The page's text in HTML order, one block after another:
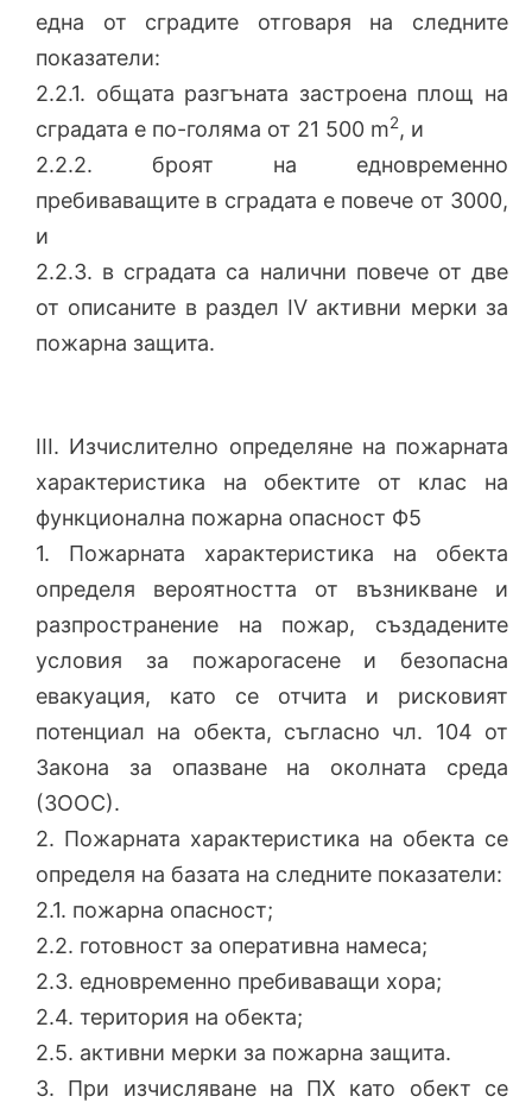
една от сградите отговаря на следните
показатели:
2.2.1. общата разгъната застроена площ на
сградата е по-голяма от 21 500 m2, и
2.2.2. броят на едновременно
пребиваващите в сградата е повече от 3000,
и
2.2.3. в сградата са налични повече от две
от описаните в раздел IV активни мерки за
пожарна защита.
ІII. Изчислително определяне на пожарната
характеристика на обектите от клас на
функционална пожарна опасност Ф5
1. Пожарната характеристика на обекта
определя вероятността от възникване и
разпространение на пожар, създадените
условия за пожарогасене и безопасна
евакуация, като се отчита и рисковият
потенциал на обекта, съгласно чл. 104 от
Закона за опазване на околната среда
(ЗООС).
2. Пожарната характеристика на обекта се
определя на базата на следните показатели:
2.1. пожарна опасност;
2.2. готовност за оперативна намеса;
2.3. едновременно пребиваващи хора;
2.4. територия на обекта;
2.5. активни мерки за пожарна защита.
3. При изчисляване на ПХ като обект се